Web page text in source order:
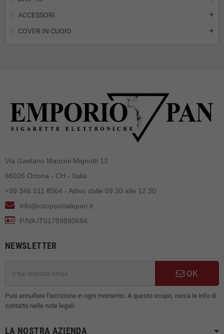
ACCESSORI add
COVER IN CUOIO add
Via Gaetano Mancini Mignotti 12
66026 Ortona - CH - Italia
+39 346 511 8564 - Attivo dalle 09.30 alle 12.30
info@coopsocialepan.it
P.IVA IT01789890694
NEWSLETTER
OK
Puoi annullare l'iscrizione in ogni momento. A questo scopo, cerca le info di
contatto nelle note legali.
LA NOSTRA AZIENDA